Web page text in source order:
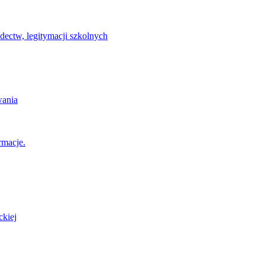
legitymacji szkolnych